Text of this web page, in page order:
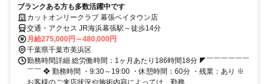
ブランクある方も多数活躍中です
カットオンリークラブ 幕張ベイタウン店
交通・アクセス JR海浜幕張駅～徒歩14分
月給275,000円～480,000円
千葉県千葉市美浜区
勤務時間詳細 総労働時間：1ヶ月あたり186時間18分 ◤￣￣￣￣￣￣
￣￣ ❖ 勤務時間 ・9:30～19:00 ・休憩時間：60分 ・残業：あり ※